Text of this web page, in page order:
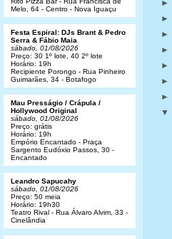
►
►
►
►
►
►
►
▼
Melo, 64 - Centro - Nova Iguaçu
Festa Espiral: DJs Brant & Pedro
Serra & Fábio Maia
sábado, 01/08/2026
Preço: 30 1º lote, 40 2º lote
Horário: 19h
Recipiente Porongo - Rua Pinheiro
Guimarães, 34 - Botafogo
Mau Presságio / Crápula /
Hollywood Original
sábado, 01/08/2026
Preço: grátis
Horário: 19h
Empório Encantado - Praça
Sargento Eudóxio Passos, 30 -
Encantado
Leandro Sapucahy
sábado, 01/08/2026
Preço: 50 meia
Horário: 19h30
Teatro Rival - Rua Álvaro Alvim, 33 -
Cinelândia